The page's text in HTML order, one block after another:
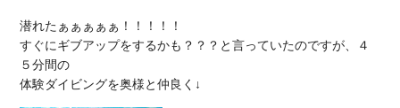
潜れたぁぁぁぁぁ！！！！！
すぐにギブアップをするかも？？？と言っていたのですが、４
５分間の